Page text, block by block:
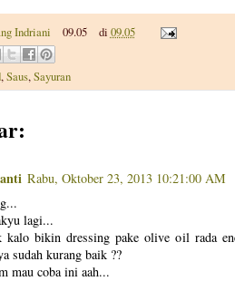
Indriani 09.05 di 09.05
,Saus,Sayuran
Rabu, Oktober 23, 2013 10:21:00 AM
lagi...
kalo bikin dressing pake olive oil rada
sudah kurang baik ??
mau coba ini aah...